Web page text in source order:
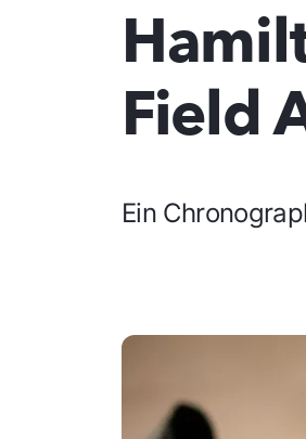
Field
Ein